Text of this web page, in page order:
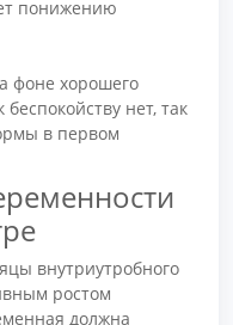
понижению
фоне хорошего
нет, так
в первом
внутриутробного
ростом
должна